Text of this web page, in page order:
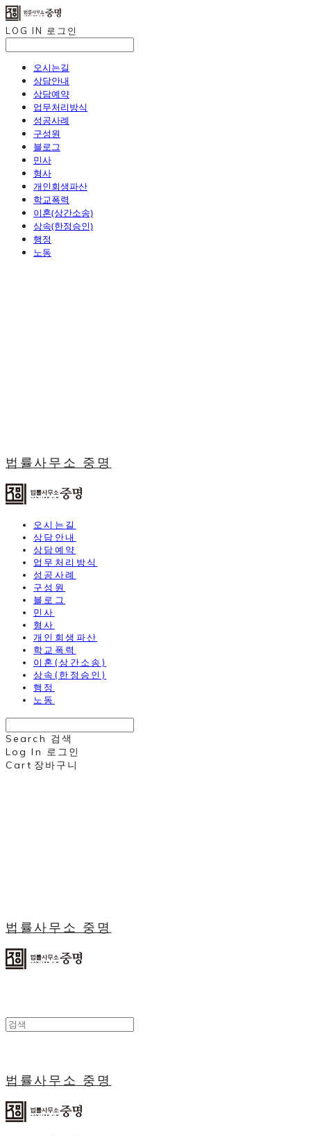
LOG IN 로그인
오시는길
상담안내
상담예약
업무처리방식
성공사례
구성원
블로그
민사
형사
개인회생파산
학교폭력
이혼(상간소송)
상속(한정승인)
행정
노동
법률사무소 중명
오시는길
상담안내
상담예약
업무처리방식
성공사례
구성원
블로그
민사
형사
개인회생파산
학교폭력
이혼(상간소송)
상속(한정승인)
행정
노동
Search 검색
Log In 로그인
Cart 장바구니
법률사무소 중명
법률사무소 중명